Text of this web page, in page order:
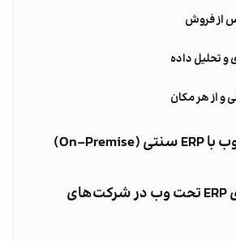
از فروش
و تحلیل داده
از هر مکان
مزایای پیاده‌سازی ERP تحت وب در شرکت‌های